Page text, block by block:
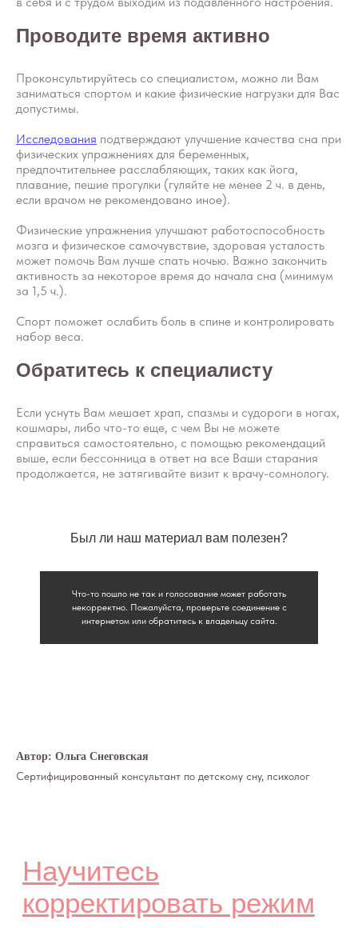
Проводите время активно
Проконсультируйтесь со специалистом, можно ли Вам
заниматься спортом и какие физические нагрузки для Вас
допустимы.
Исследования подтверждают улучшение качества сна при
физических упражнениях для беременных,
предпочтительнее расслабляющих, таких как йога,
плавание, пешие прогулки (гуляйте не менее 2 ч. в день,
если врачом не рекомендовано иное).
Физические упражнения улучшают работоспособность
мозга и физическое самочувствие, здоровая усталость
может помочь Вам лучше спать ночью. Важно закончить
активность за некоторое время до начала сна (минимум
за 1,5 ч.).
Спорт поможет ослабить боль в спине и контролировать
набор веса.
Обратитесь к специалисту
Если уснуть Вам мешает храп, спазмы и судороги в ногах,
кошмары, либо что-то еще, с чем Вы не можете
справиться самостоятельно, с помощью рекомендаций
выше, если бессонница в ответ на все Ваши старания
продолжается, не затягивайте визит к врачу-сомнологу.
Был ли наш материал вам полезен?
Что-то пошло не так и голосование может работать
некорректно. Пожалуйста, проверьте соединение с
интернетом или обратитесь к владельцу сайта.
Автор: Ольга Снеговская
Сертифицированный консультант по детскому сну, психолог
Ольга Сергеевна
20:00
Видео
Там, где картинки
Все права на материалы портала o-sne.online
защищены законом об интеллектуальной
собственности. Использование материалов
портала o-sne.online возможно только
с письменного разрешения автора
на источник o-sne.online.
Материалы, представленные на этом сайте, носят
исключительно информационно-образовательный
характер и не применимы к детям, имеющим
проблемы с развитием или здоровьем. А также
не могут рассматриваться как медицинские
публикации, видео, советы и консультации
не являются медицинскими, не могут отменить или
заменить назначений врача и применимы к детям,
здоровыми.
Портал o-sne.online не несёт ответственности
некорректное использование советов и/или
материалов, представленных на сайте или данных
в процессе консультаций. Если состояние здоровья
вашего ребёнка вызывает у вас беспокойство,
наблюдаются проблемы сна, являющиеся
симптомом какого-либо заболевания,
незамедлительно обратитесь к врачу!
и семейном сне